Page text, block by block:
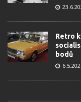
Retro
bodů